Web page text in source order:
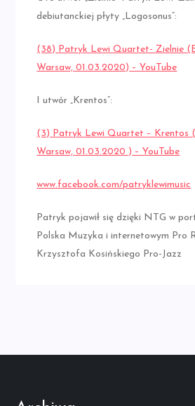
debiutanckiej płyty „Logosonus”:
(38) Patryk Lewi Quartet- Zielnie
Warsaw, 01.03.2020) – YouTube
I utwór „Krentos”:
(3) Patryk Lewi Quartet – Krentos
Warsaw, 01.03.2020 ) – YouTube
www.facebook.com/patryklewimusic
Patryk pojawił się dzięki NTG w
Polska Muzyka i internetowym Pro
Krzysztofa Kosińskiego Pro-Jazz